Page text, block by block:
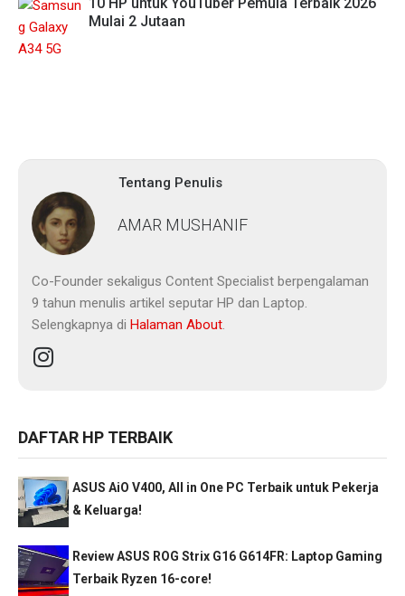
Tentang Penulis
Mulai 2 Jutaan
AMAR MUSHANIF
Co-Founder sekaligus Content Specialist berpengalaman
9 tahun menulis artikel seputar HP dan Laptop.
Selengkapnya di Halaman About.
DAFTAR HP TERBAIK
ASUS AiO V400, All in One PC Terbaik untuk Pekerja
& Keluarga!
Review ASUS ROG Strix G16 G614FR: Laptop Gaming
Terbaik Ryzen 16-core!